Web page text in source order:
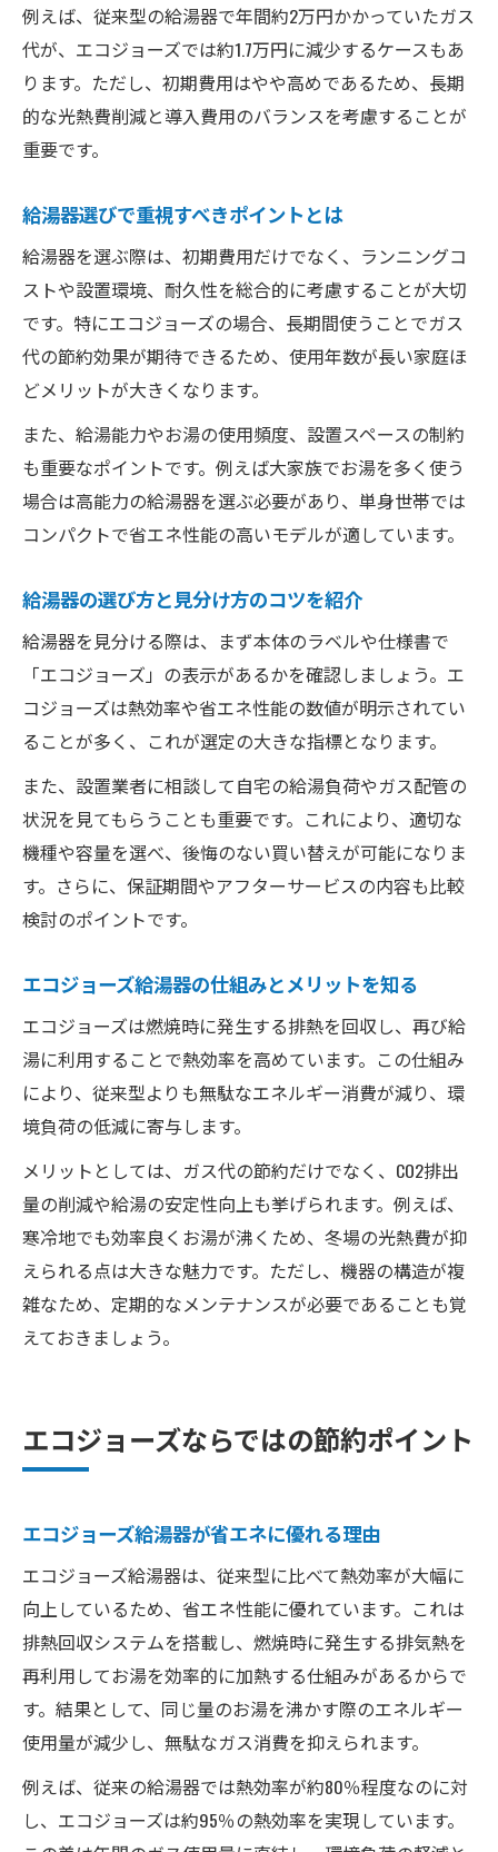
エコジョーズの実際の使い勝手と注意点
エコジョーズのやめとけ事例から学ぶ注意
点
給湯器の寿命と交換のタイミングを見極める方
法
給湯器の寿命の目安と交換時期の判断基準
エコジョーズは何年で壊れやすいのか徹底
検証
故障の兆候から見る給湯器交換のタイミン
グ
給湯器の寿命を延ばす日常のケア方法
エコジョーズ給湯器の耐久性と長持ちの秘
訣
検証
エコジョーズ導入後の光熱費変化を事例で
紹介
エコジョーズ給湯器でガス代はいくら安く
なる？
給湯器交換による家計節約シミュレーショ
ン
エコジョーズの導入効果を具体的に解説
光熱費削減に役立つ給湯器の選び方とは
例えば、従来型の給湯器で年間約2万円かかっていたガス
代が、エコジョーズでは約1.7万円に減少するケースもあ
ります。ただし、初期費用はやや高めであるため、長期
的な光熱費削減と導入費用のバランスを考慮することが
重要です。
給湯器選びで重視すべきポイントとは
給湯器を選ぶ際は、初期費用だけでなく、ランニングコ
ストや設置環境、耐久性を総合的に考慮することが大切
です。特にエコジョーズの場合、長期間使うことでガス
代の節約効果が期待できるため、使用年数が長い家庭ほ
どメリットが大きくなります。
また、給湯能力やお湯の使用頻度、設置スペースの制約
も重要なポイントです。例えば大家族でお湯を多く使う
場合は高能力の給湯器を選ぶ必要があり、単身世帯では
コンパクトで省エネ性能の高いモデルが適しています。
給湯器の選び方と見分け方のコツを紹介
給湯器を見分ける際は、まず本体のラベルや仕様書で
「エコジョーズ」の表示があるかを確認しましょう。エ
コジョーズは熱効率や省エネ性能の数値が明示されてい
ることが多く、これが選定の大きな指標となります。
また、設置業者に相談して自宅の給湯負荷やガス配管の
状況を見てもらうことも重要です。これにより、適切な
機種や容量を選べ、後悔のない買い替えが可能になりま
す。さらに、保証期間やアフターサービスの内容も比較
検討のポイントです。
エコジョーズ給湯器の仕組みとメリットを知る
エコジョーズは燃焼時に発生する排熱を回収し、再び給
湯に利用することで熱効率を高めています。この仕組み
により、従来型よりも無駄なエネルギー消費が減り、環
境負荷の低減に寄与します。
メリットとしては、ガス代の節約だけでなく、CO2排出
量の削減や給湯の安定性向上も挙げられます。例えば、
寒冷地でも効率良くお湯が沸くため、冬場の光熱費が抑
えられる点は大きな魅力です。ただし、機器の構造が複
雑なため、定期的なメンテナンスが必要であることも覚
えておきましょう。
エコジョーズならではの節約ポイント
エコジョーズ給湯器が省エネに優れる理由
エコジョーズ給湯器は、従来型に比べて熱効率が大幅に
向上しているため、省エネ性能に優れています。これは
排熱回収システムを搭載し、燃焼時に発生する排気熱を
再利用してお湯を効率的に加熱する仕組みがあるからで
す。結果として、同じ量のお湯を沸かす際のエネルギー
使用量が減少し、無駄なガス消費を抑えられます。
例えば、従来の給湯器では熱効率が約80％程度なのに対
し、エコジョーズは約95％の熱効率を実現しています。